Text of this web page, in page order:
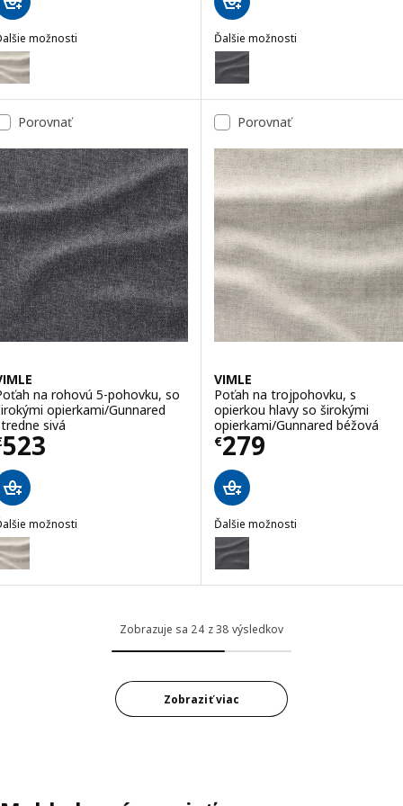
možnosti
VIMLE, Poťah na rohovú 5-pohovku, Gunnared béžová
Ďalšie možnosti
VIMLE
Voliteľné: VIMLE, Poťah na
Porovnať
na rohovú 5-pohovku, so
opierkami/Gunnared
sivá
523 € 523
možnosti
VIMLE, Poťah na rohovú 5-pohovku, so širokými opierkami/
Porovnať
VIMLE
Poťah na trojpohovku, s
opierkou hlavy so širokými
opierkami/Gunnared béžová
€279
Cena € 279
Ďalšie možnosti
VIMLE
Voliteľné: VIMLE, Poťah na
Zobrazuje sa 24 z 38 výsledkov
Zobraziť viac